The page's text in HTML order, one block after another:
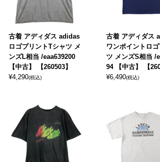
古着 アディダス adidas
ロゴプリントTシャツ メ
ンズL相当 /eaa639200
【中古】 【260503】
¥4,290(税込)
古着 アディダス
ワンポイントロ
ツ メンズS相当 /
94 【中古】 【
¥6,490(税込)